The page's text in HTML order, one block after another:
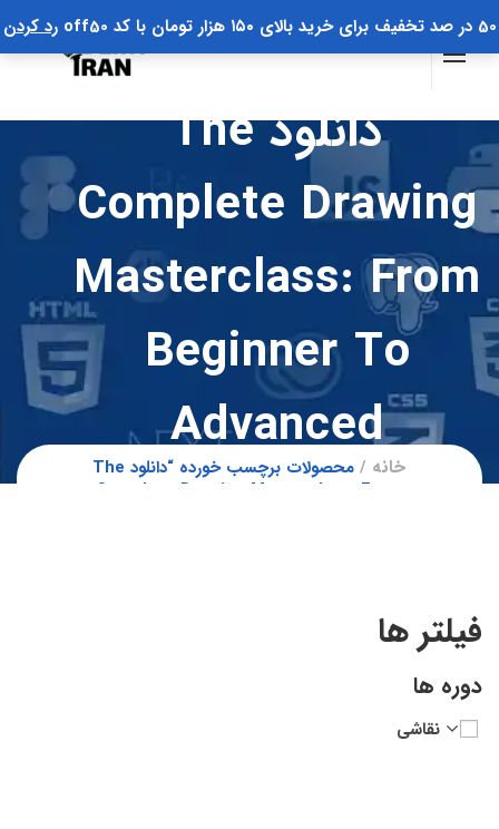
50 در صد تخفیف برای خرید بالای ۱۵۰ هزار تومان با کد off50 رد کردن
دانلود The
Complete Drawing
Masterclass: From
Beginner To
Advanced
خانه
محصولات برچسب خورده “دانلود The
Complete Drawing Masterclass: From
فیلتر ها
دوره ها
نقاشی